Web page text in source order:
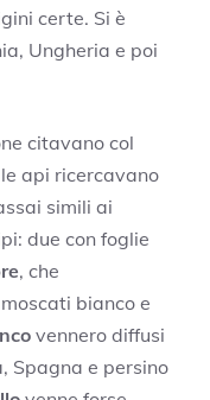
certe. Si è
Ungheria e poi
citavano col
api ricercavano
simili ai
due con foglie
, che
bianco e
vennero diffusi
Spagna e persino